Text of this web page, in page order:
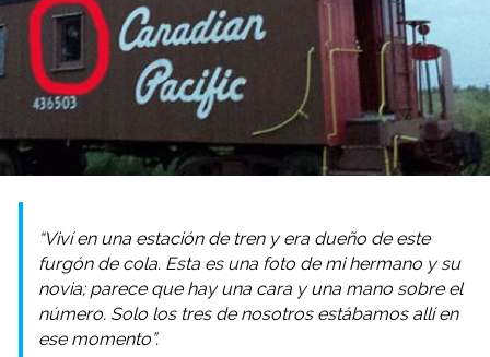
“Viví en una estación de tren y era dueño de este
furgón de cola. Esta es una foto de mi hermano y su
novia; parece que hay una cara y una mano sobre el
número. Solo los tres de nosotros estábamos allí en
ese momento”.